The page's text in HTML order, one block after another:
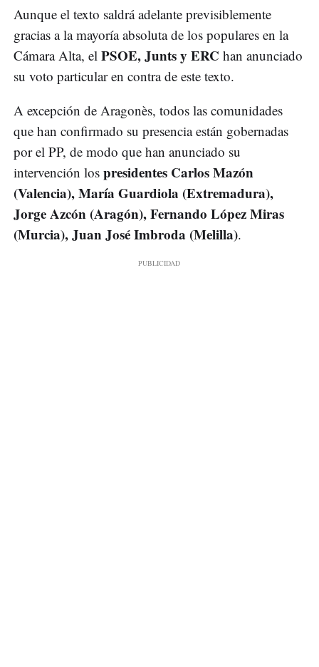
Aunque el texto saldrá adelante previsiblemente
gracias a la mayoría absoluta de los populares en la
Cámara Alta, el PSOE, Junts y ERC han anunciado
su voto particular en contra de este texto.
A excepción de Aragonès, todos las comunidades
que han confirmado su presencia están gobernadas
por el PP, de modo que han anunciado su
intervención los presidentes Carlos Mazón
(Valencia), María Guardiola (Extremadura),
Jorge Azcón (Aragón), Fernando López Miras
(Murcia), Juan José Imbroda (Melilla).